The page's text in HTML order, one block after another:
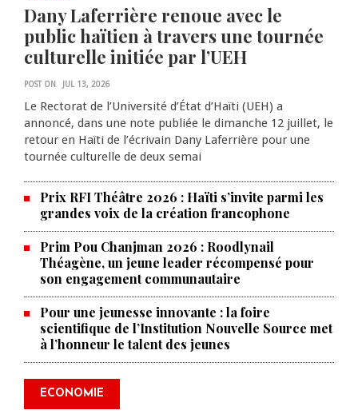
Dany Laferrière renoue avec le
public haïtien à travers une tournée
culturelle initiée par l’UEH
POST ON JUL 13, 2026
Le Rectorat de l’Université d’État d’Haïti (UEH) a
annoncé, dans une note publiée le dimanche 12 juillet, le
retour en Haïti de l’écrivain Dany Laferrière pour une
tournée culturelle de deux semai
Prix RFI Théâtre 2026 : Haïti s’invite parmi les
grandes voix de la création francophone
Prim Pou Chanjman 2026 : Roodlynail
Théagène, un jeune leader récompensé pour
son engagement communautaire
Pour une jeunesse innovante : la foire
scientifique de l’Institution Nouvelle Source met
à l’honneur le talent des jeunes
ECONOMIE
Produire le savoir pour
transformer Haïti : BRH lance la
2ᵉ édition de ses Journées
scientifiques